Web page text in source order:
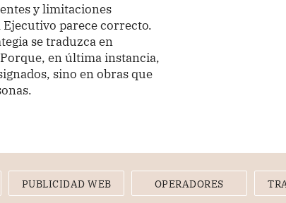
y limitaciones
parece correcto.
se traduzca en
en última instancia,
sino en obras que
PUBLICIDAD WEB OPERADORES